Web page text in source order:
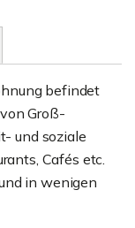
befindet
Groß-
und soziale
Cafés etc.
in wenigen